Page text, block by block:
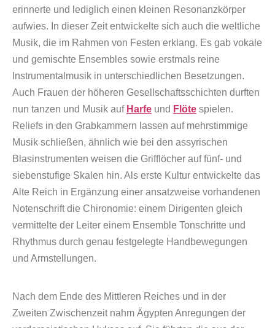
erinnerte und lediglich einen kleinen Resonanzkörper
aufwies. In dieser Zeit entwickelte sich auch die weltliche
Musik, die im Rahmen von Festen erklang. Es gab vokale
und gemischte Ensembles sowie erstmals reine
Instrumentalmusik in unterschiedlichen Besetzungen.
Auch Frauen der höheren Gesellschaftsschichten durften
nun tanzen und Musik auf Harfe und Flöte spielen.
Reliefs in den Grabkammern lassen auf mehrstimmige
Musik schließen, ähnlich wie bei den assyrischen
Blasinstrumenten weisen die Grifflöcher auf fünf- und
siebenstufige Skalen hin. Als erste Kultur entwickelte das
Alte Reich in Ergänzung einer ansatzweise vorhandenen
Notenschrift die Chironomie: einem Dirigenten gleich
vermittelte der Leiter einem Ensemble Tonschritte und
Rhythmus durch genau festgelegte Handbewegungen
und Armstellungen.
Nach dem Ende des Mittleren Reiches und in der
Zweiten Zwischenzeit nahm Ägypten Anregungen der